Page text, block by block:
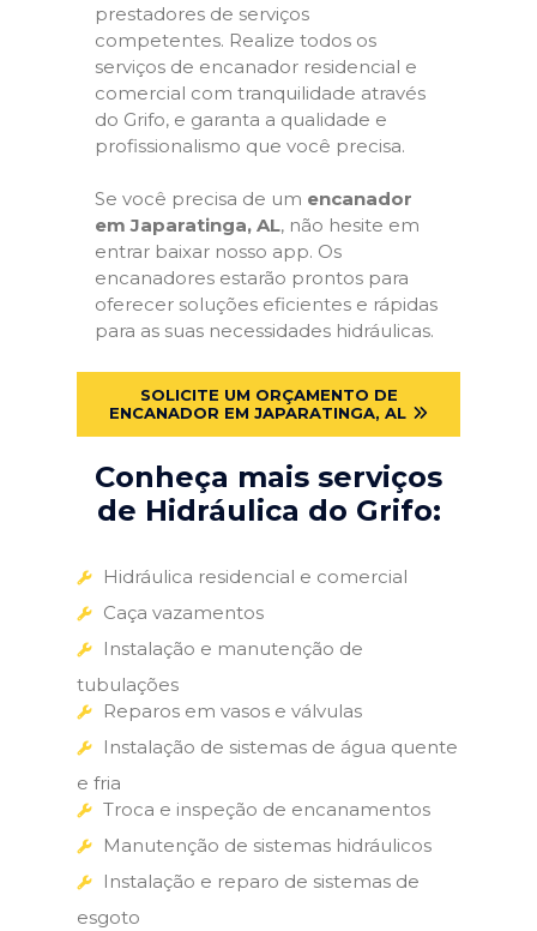
prestadores de serviços
competentes. Realize todos os
serviços de encanador residencial e
comercial com tranquilidade através
do Grifo, e garanta a qualidade e
profissionalismo que você precisa.
Se você precisa de um encanador
em Japaratinga, AL, não hesite em
entrar baixar nosso app. Os
encanadores estarão prontos para
oferecer soluções eficientes e rápidas
para as suas necessidades hidráulicas.
SOLICITE UM ORÇAMENTO DE
ENCANADOR EM JAPARATINGA, AL
Conheça mais serviços
de Hidráulica do Grifo:
Hidráulica residencial e comercial
Caça vazamentos
Instalação e manutenção de
tubulações
Reparos em vasos e válvulas
Instalação de sistemas de água quente
e fria
Troca e inspeção de encanamentos
Manutenção de sistemas hidráulicos
Instalação e reparo de sistemas de
esgoto